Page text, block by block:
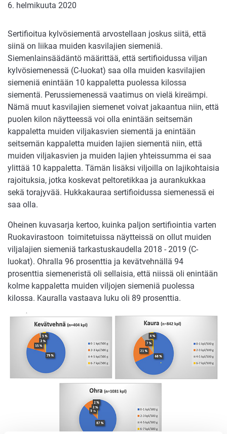
6. helmikuuta 2020
Sertifioitua kylvösiementä arvostellaan joskus siitä, että
siinä on liikaa muiden kasvilajien siemeniä.
Siemenlainsäädäntö määrittää, että sertifioidussa viljan
kylvösiemenessä (C-luokat) saa olla muiden kasvilajien
siemeniä enintään 10 kappaletta puolessa kilossa
siementä. Perussiemenessä vaatimus on vielä kireämpi.
Nämä muut kasvilajien siemenet voivat jakaantua niin, että
puolen kilon näytteessä voi olla enintään seitsemän
kappaletta muiden viljakasvien siementä ja enintään
seitsemän kappaletta muiden lajien siementä niin, että
muiden viljakasvien ja muiden lajien yhteissumma ei saa
ylittää 10 kappaletta. Tämän lisäksi viljoilla on lajikohtaisia
rajoituksia, jotka koskevat peltoretikkaa ja aurankukkaa
sekä torajyvää. Hukkakauraa sertifioidussa siemenessä ei
saa olla.
Oheinen kuvasarja kertoo, kuinka paljon sertifiointia varten
Ruokavirastoon toimitetuissa näytteissä on ollut muiden
viljalajien siemeniä tarkastuskaudella 2018 - 2019 (C-
luokat). Ohralla 96 prosenttia ja kevätvehnällä 94
prosenttia siemeneristä oli sellaisia, että niissä oli enintään
kolme kappaletta muiden viljojen siemeniä puolessa
kilossa. Kauralla vastaava luku oli 89 prosenttia.